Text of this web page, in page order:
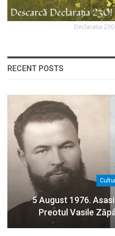
Declaratia 230
RECENT POSTS
5 August 1976.
Preotul Vasile